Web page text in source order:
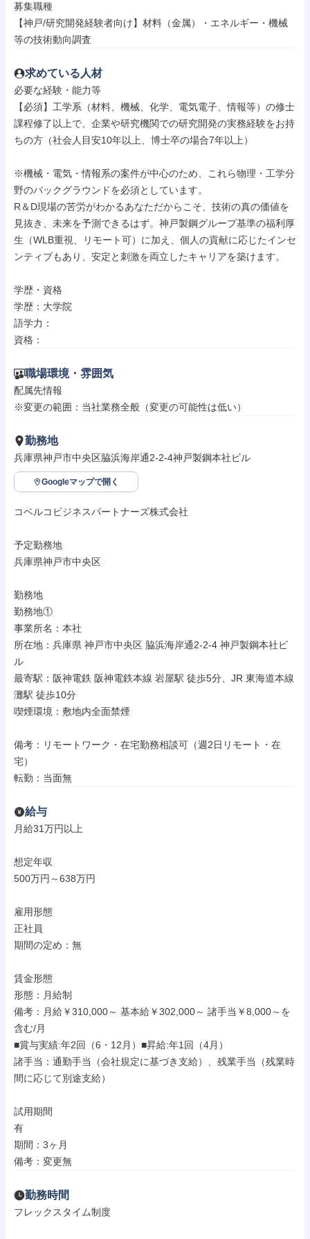
募集職種
【神戸/研究開発経験者向け】材料（金属）・エネルギー・機械
等の技術動向調査
求めている人材
必要な経験・能力等
【必須】工学系（材料、機械、化学、電気電子、情報等）の修士
課程修了以上で、企業や研究機関での研究開発の実務経験をお持
ちの方（社会人目安10年以上、博士卒の場合7年以上）
※機械・電気・情報系の案件が中心のため、これら物理・工学分
野のバックグラウンドを必須としています。
R＆D現場の苦労がわかるあなただからこそ、技術の真の価値を
見抜き、未来を予測できるはず。神戸製鋼グループ基準の福利厚
生（WLB重視、リモート可）に加え、個人の貢献に応じたインセ
ンティブもあり、安定と刺激を両立したキャリアを築けます。
学歴・資格
学歴：大学院
語学力：
資格：
職場環境・雰囲気
配属先情報
※変更の範囲：当社業務全般（変更の可能性は低い）
勤務地
兵庫県神戸市中央区脇浜海岸通2-2-4神戸製鋼本社ビル
Googleマップで開く
コベルコビジネスパートナーズ株式会社
予定勤務地
兵庫県神戸市中央区
勤務地
勤務地①
事業所名：本社
所在地：兵庫県 神戸市中央区 脇浜海岸通2-2-4 神戸製鋼本社ビ
ル
最寄駅：阪神電鉄 阪神電鉄本線 岩屋駅 徒歩5分、JR 東海道本線
灘駅 徒歩10分
喫煙環境：敷地内全面禁煙
備考：リモートワーク・在宅勤務相談可（週2日リモート・在
宅）
転勤：当面無
給与
月給31万円以上
想定年収
500万円～638万円
雇用形態
正社員
期間の定め：無
賃金形態
形態：月給制
備考：月給￥310,000～ 基本給￥302,000～ 諸手当￥8,000～を
含む/月
■賞与実績:年2回（6・12月）■昇給:年1回（4月）
諸手当：通勤手当（会社規定に基づき支給）、残業手当（残業時
間に応じて別途支給）
試用期間
有
期間：3ヶ月
備考：変更無
勤務時間
フレックスタイム制度